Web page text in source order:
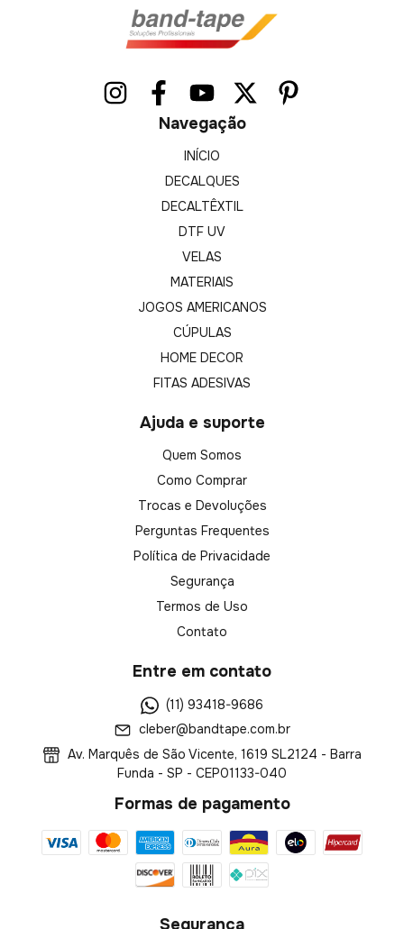
Navegação
INÍCIO
DECALQUES
DECALTÊXTIL
DTF UV
VELAS
MATERIAIS
JOGOS AMERICANOS
CÚPULAS
HOME DECOR
FITAS ADESIVAS
Ajuda e suporte
Quem Somos
Como Comprar
Trocas e Devoluções
Perguntas Frequentes
Política de Privacidade
Segurança
Termos de Uso
Contato
Entre em contato
(11) 93418-9686
cleber@bandtape.com.br
Av. Marquês de São Vicente, 1619 SL2124 - Barra
Funda - SP - CEP01133-040
Formas de pagamento
Segurança